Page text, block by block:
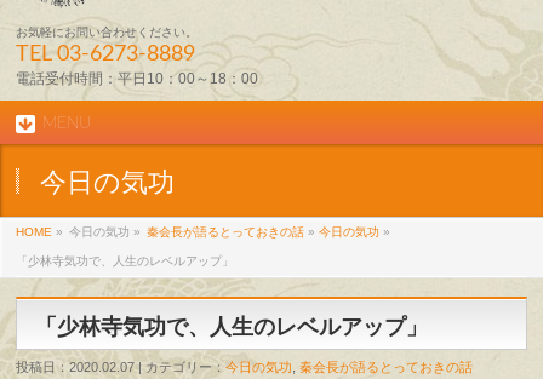
お気軽にお問い合わせください。
TEL03-6273-8889
電話受付時間：平日10：00～18：00
MENU
今日の気功
HOME » 今日の気功 » 秦会長が語るとっておきの話 »今日の気功 »
「少林寺気功で、人生のレベルアップ」
「少林寺気功で、人生のレベルアップ」
投稿日：2020.02.07 | カテゴリー：今日の気功 ,秦会長が語るとっておきの話